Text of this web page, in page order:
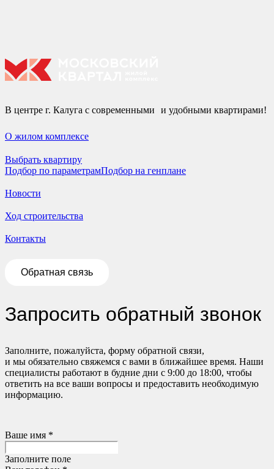
В центре г. Калуга с современными и удобными квартирами!
О жилом комплексе
Выбрать квартиру
Подбор по параметрамПодбор на генплане
Новости
Ход строительства
Контакты
Обратная связь
Запросить обратный звонок
Заполните, пожалуйста, форму обратной связи,
и мы обязательно свяжемся с вами в ближайшее время. Наши
специалисты работают в будние дни с 9:00 до 18:00, чтобы
ответить на все ваши вопросы и предоставить необходимую
информацию.
Ваше имя *
Заполните поле